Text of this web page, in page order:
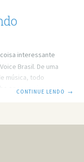
interessante
Brasil. De uma
música, todo
aquela música
CONTINUE LENDO →